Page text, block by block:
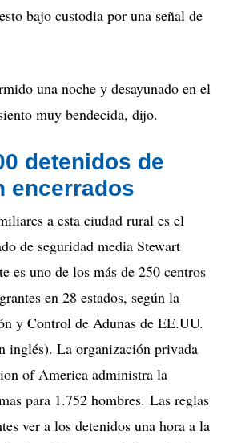
bajo custodia por una señal de
una noche y desayunado en el
muy bendecida, dijo.
detenidos de
encerrados
a esta ciudad rural es el
de seguridad media Stewart
es uno de los más de 250 centros
en 28 estados, según la
y Control de Adunas de EE.UU.
inglés). La organización privada
of America administra la
para 1.752 hombres. Las reglas
ver a los detenidos una hora a la